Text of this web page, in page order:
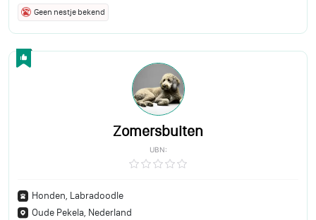
Geen nestje bekend
Zomersbuiten
UBN:
Honden, Labradoodle
Oude Pekela, Nederland